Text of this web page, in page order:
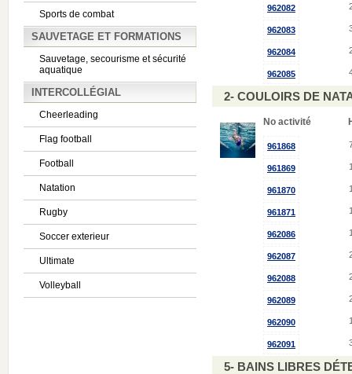
Sports de combat
SAUVETAGE ET FORMATIONS
Sauvetage, secourisme et sécurité
aquatique
INTERCOLLÉGIAL
Cheerleading
Flag football
Football
Natation
Rugby
Soccer exterieur
Ultimate
Volleyball
962082
962083
962084
962085
2- COULOIRS DE
No activité
961868
961869
961870
961871
962086
962087
962088
962089
962090
962091
5- BAINS LIBRES